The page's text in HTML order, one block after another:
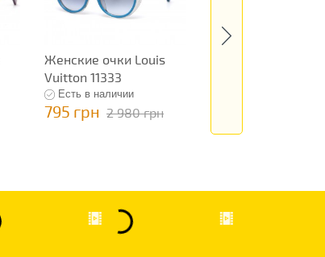
Женские очки Louis
Vuitton 11333
Есть в наличии
795 грн 2 980 грн